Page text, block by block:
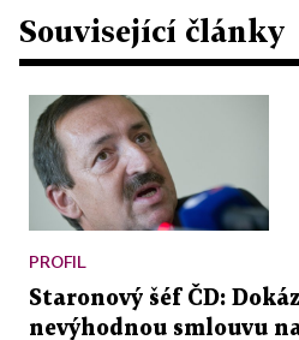
Související články
PROFIL
Staronový šéf ČD:
nevýhodnou smlouvu